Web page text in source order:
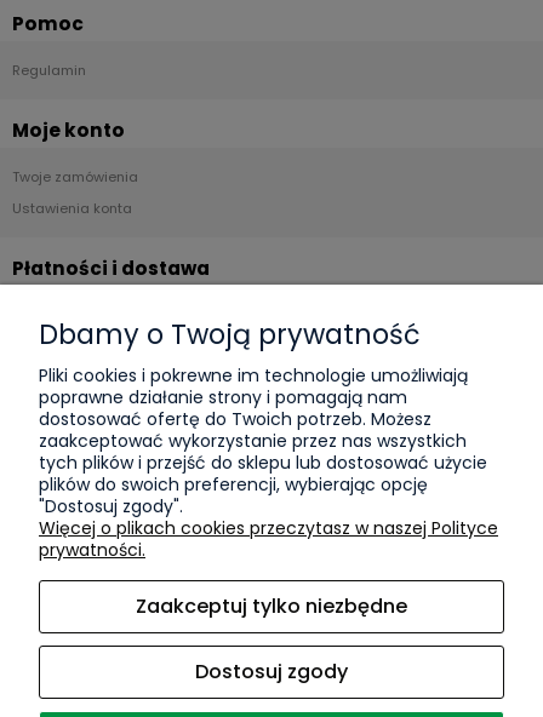
Pomoc
Regulamin
Moje konto
Twoje zamówienia
Ustawienia konta
Płatności i dostawa
Czas i koszty dostawy
Informacje
Polityka prywatności
O nas
Sport
Dbamy o Twoją prywatność
Pliki cookies i pokrewne im technologie umożliwiają
poprawne działanie strony i pomagają nam
dostosować ofertę do Twoich potrzeb. Możesz
zaakceptować wykorzystanie przez nas wszystkich
tych plików i przejść do sklepu lub dostosować użycie
plików do swoich preferencji, wybierając opcję
"Dostosuj zgody".
Więcej o plikach cookies przeczytasz w naszej Polityce
prywatności.
Zaakceptuj tylko niezbędne
Dostosuj zgody